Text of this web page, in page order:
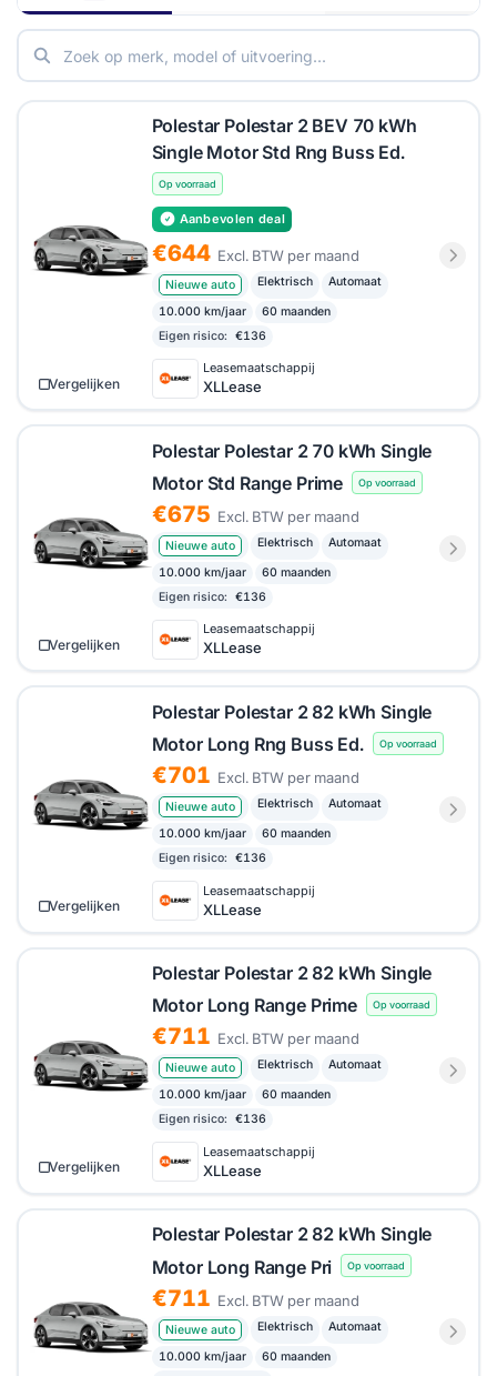
Polestar Polestar 2 BEV 70 kWh
Single Motor Std Rng Buss Ed.
Op voorraad
Aanbevolen deal
€644 Excl. BTW per maand
Nieuwe auto Elektrisch Automaat
10.000 km/jaar
60 maanden
Eigen risico:
€136
Leasemaatschappij
XLLease
Vergelijken
Polestar Polestar 2 70 kWh Single
Motor Std Range Prime
Op voorraad
€675 Excl. BTW per maand
Nieuwe auto Elektrisch Automaat
10.000 km/jaar
60 maanden
Eigen risico:
€136
Leasemaatschappij
XLLease
Vergelijken
Polestar Polestar 2 82 kWh Single
Motor Long Rng Buss Ed.
Op voorraad
€701 Excl. BTW per maand
Nieuwe auto Elektrisch Automaat
10.000 km/jaar
60 maanden
Eigen risico:
€136
Leasemaatschappij
XLLease
Vergelijken
Polestar Polestar 2 82 kWh Single
Motor Long Range Prime
Op voorraad
€711 Excl. BTW per maand
Nieuwe auto Elektrisch Automaat
10.000 km/jaar
60 maanden
Eigen risico:
€136
Leasemaatschappij
XLLease
Vergelijken
Polestar Polestar 2 82 kWh Single
Motor Long Range Pri
Op voorraad
€711 Excl. BTW per maand
Nieuwe auto Elektrisch Automaat
10.000 km/jaar
60 maanden